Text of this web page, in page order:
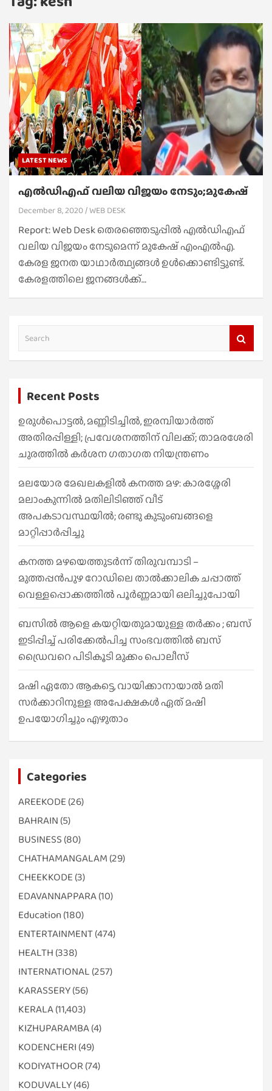
LATEST NEWS
എല്‍ഡിഎഫ് വലിയ വിജയം നേടും;മുകേഷ്
December 8, 2020 WEB DESK
Report: Web Desk തെരഞ്ഞെടുപ്പില്‍ എല്‍ഡിഎഫ്
വലിയ വിജയം നേടുമെന്ന് മുകേഷ് എംഎല്‍എ.
കേരള ജനത യാഥാര്‍ത്ഥ്യങ്ങള്‍ ഉള്‍ക്കൊണ്ടിട്ടുണ്ട്.
കേരളത്തിലെ ജനങ്ങള്‍ക്ക്…
h
Recent Posts
ഉരുൾപൊട്ടൽ, മണ്ണിടിച്ചിൽ, ഇരമ്പിയാര്‍ത്ത്
അതിരപ്പിള്ളി; പ്രവേശനത്തിന് വിലക്ക്; താമരശേരി
ചുരത്തില്‍ കര്‍ശന ഗതാഗത നിയന്ത്രണം
മലയോര മേഖലകളിൽ കനത്ത മഴ: കാരശ്ശേരി
മലാംകുന്നിൽ മതിലിടിഞ്ഞ് വീട്
അപകടാവസ്ഥയിൽ; രണ്ടു കുടുംബങ്ങളെ
മാറ്റിപ്പാർപ്പിച്ചു
കനത്ത മഴയെത്തുടർന്ന് തിരുവമ്പാടി –
മുത്തപ്പൻപുഴ റോഡിലെ താൽക്കാലിക ചപ്പാത്ത്
വെള്ളപ്പൊക്കത്തിൽ പൂർണ്ണമായി ഒലിച്ചുപോയി
ബസിൽ ആളെ കയറ്റിയതുമായുള്ള തർക്കം ; ബസ്
ഇടിപ്പിച്ച് പരിക്കേൽപിച്ച സംഭവത്തിൽ ബസ്
ഡ്രൈവറെ പിടികൂടി മുക്കം പൊലീസ്
മഷി ഏതോ ആകട്ടെ, വായിക്കാനായാൽ മതി​
സർക്കാറിനുള്ള അപേക്ഷകൾ ഏത് മഷി
ഉപയോഗിച്ചും എഴുതാം
Categories
AREEKODE (26)
BAHRAIN (5)
BUSINESS (80)
CHATHAMANGALAM (29)
CHEEKKODE (3)
EDAVANNAPPARA(10)
Education (180)
ENTERTAINMENT(474)
HEALTH (338)
INTERNATIONAL (257)
KARASSERY(56)
KERALA(11,403)
KIZHUPARAMBA(4)
KODENCHERI (49)
KODIYATHOOR (74)
KODUVALLY(46)